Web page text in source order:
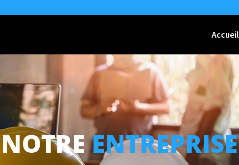
Accueil
NOTREENTREPRISE